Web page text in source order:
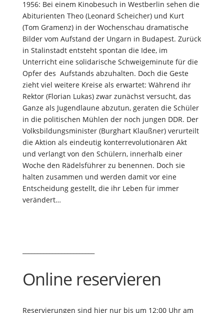
1956: Bei einem Kinobesuch in Westberlin sehen die
Abiturienten Theo (Leonard Scheicher) und Kurt
(Tom Gramenz) in der Wochenschau dramatische
Bilder vom Aufstand der Ungarn in Budapest. Zurück
in Stalinstadt entsteht spontan die Idee, im
Unterricht eine solidarische Schweigeminute für die
Opfer des Aufstands abzuhalten. Doch die Geste
zieht viel weitere Kreise als erwartet: Während ihr
Rektor (Florian Lukas) zwar zunächst versucht, das
Ganze als Jugendlaune abzutun, geraten die Schüler
in die politischen Mühlen der noch jungen DDR. Der
Volksbildungsminister (Burghart Klaußner) verurteilt
die Aktion als eindeutig konterrevolutionären Akt
und verlangt von den Schülern, innerhalb einer
Woche den Rädelsführer zu benennen. Doch sie
halten zusammen und werden damit vor eine
Entscheidung gestellt, die ihr Leben für immer
verändert…
Online reservieren
Reservierungen sind hier nur bis um 12:00 Uhr am